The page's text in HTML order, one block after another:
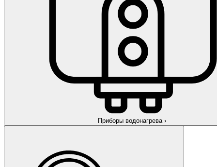
Приборы водонагрева ›